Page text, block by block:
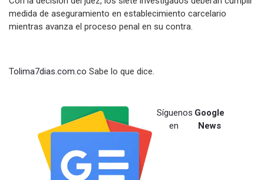
medida de aseguramiento en establecimiento carcelario
mientras avanza el proceso penal en su contra.
Tolima7dias.com.co Sabe lo que dice.
Síguenos
en
Google
News